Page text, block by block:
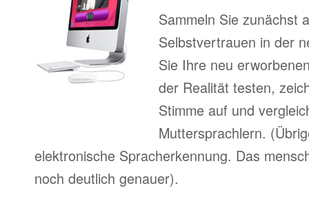
Sammeln Sie zunächst
Selbstvertrauen in der
Sie Ihre neu
der Realität testen,
Stimme auf und
Muttersprachlern.
elektronische Spracherkennung. Das
noch deutlich genauer).